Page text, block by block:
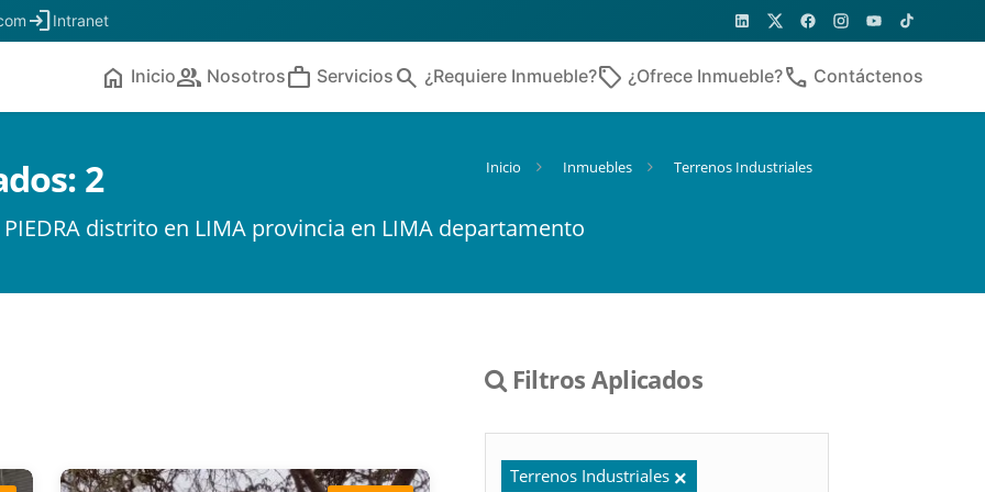
loginIntranet
home Iniciopeople Nosotroswork Servicios search ¿Requiere Inmueble?sell ¿Ofrece Inmueble?phone Contáctenos
2 Inicio Inmuebles Terrenos Industriales
distrito en LIMA provincia en LIMA departamento
Filtros Aplicados
Terrenos Industriales